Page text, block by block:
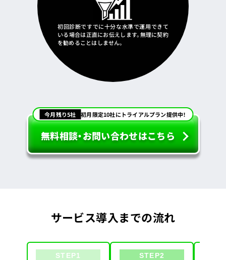
初回診断ですでに十分な水準で運用できて
いる場合は正直にお伝えします。無理に契約
を勧めることはしません。
今月残り5社 初月限定10社にトライアルプラン提供中！
無料相談・お問い合わせはこちら
サービス導入までの流れ
STEP1 STEP2